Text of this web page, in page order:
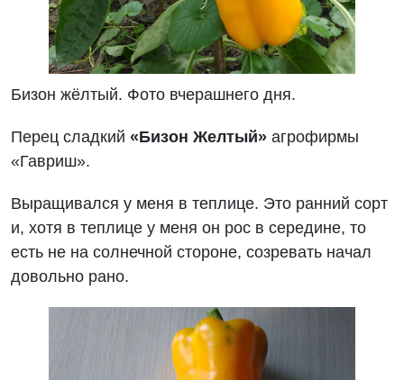
Бизон жёлтый. Фото вчерашнего дня.
Перец сладкий«Бизон Желтый» агрофирмы
«Гавриш».
Выращивался у меня в теплице. Это ранний сорт
и, хотя в теплице у меня он рос в середине, то
есть не на солнечной стороне, созревать начал
довольно рано.